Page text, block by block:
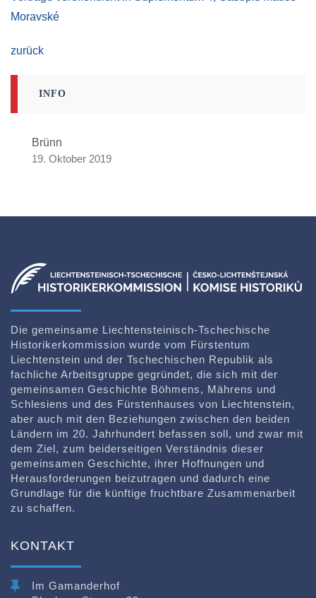
Moravské
zurück
INFO
Brünn
19. Oktober 2019
Die gemeinsame Liechtensteinisch-Tschechische
Historikerkommission wurde vom Fürstentum
Liechtenstein und der Tschechischen Republik als
fachliche Arbeitsgruppe gegründet, die sich mit der
gemeinsamen Geschichte Böhmens, Mährens und
Schlesiens und des Fürstenhauses von Liechtenstein,
aber auch mit den Beziehungen zwischen den beiden
Ländern im 20. Jahrhundert befassen soll, und zwar mit
dem Ziel, zum beiderseitigen Verständnis dieser
gemeinsamen Geschichte, ihrer Hoffnungen und
Herausforderungen beizutragen und dadurch eine
Grundlage für die künftige fruchtbare Zusammenarbeit
zu schaffen.
KONTAKT
Im Gamanderhof